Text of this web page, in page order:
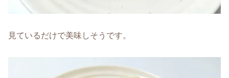
見ているだけで美味しそうです。